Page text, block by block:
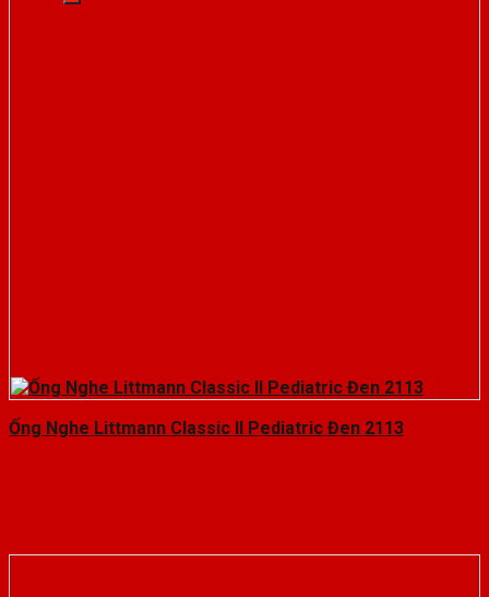
Ống Nghe Littmann Classic II Pediatric Đen 2113